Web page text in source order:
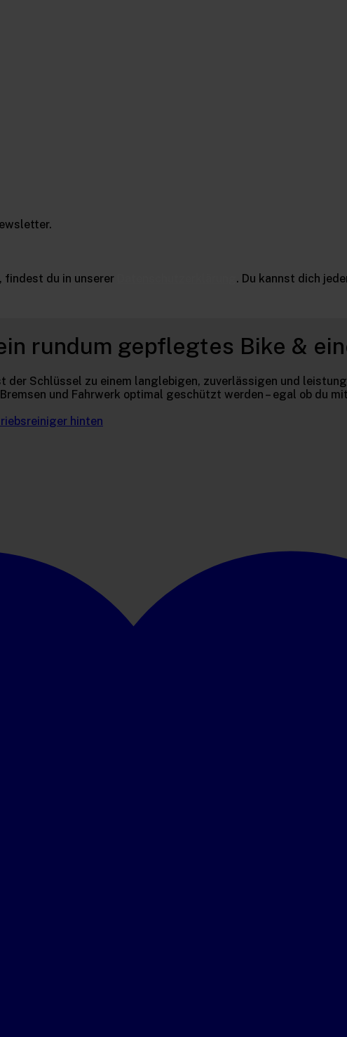
findest du in unserer . Du kannst dich
rundum gepflegtes Bike &
Schlüssel zu einem langlebigen, zuverlässigen und
und Fahrwerk optimal geschützt werden – egal ob du